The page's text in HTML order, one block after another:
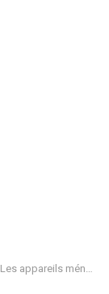
Les appareils ménagers intelligents de Xiaomi vont changer votre vie à jamais